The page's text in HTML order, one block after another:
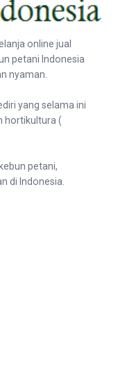
online jual
petani Indonesia
nyaman.
yang selama ini
hortikultura (
petani,
di Indonesia.